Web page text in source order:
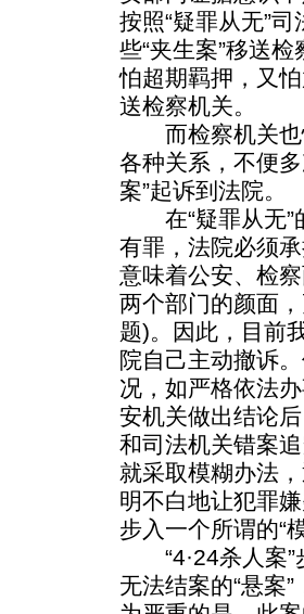
按照“疑罪从无”
些“夹生案”移送
怕超期羁押，又
送检察机关。
而检察机关也
各种关系，不便
案”起诉到法院。
在“疑罪从无”
有罪，法院必须
意味着公安、检
两个部门的颜面
题)。因此，目前
院自己主动撤诉
况，如严格依法
安机关做出结论
和司法机关错案
就采取模糊办法
明不白地让犯罪
步入一个所谓的“
“4·24杀人案”
无法结案的“悬案